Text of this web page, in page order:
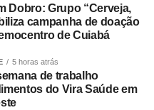
Share
Dobro: Grupo “Cerveja,
campanha de doação
de Cuiabá
5 horas atrás
de trabalho
do Vira Saúde em